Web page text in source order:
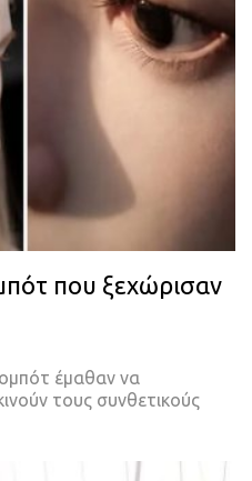
που ξεχώρισαν
έμαθαν να
τους συνθετικούς